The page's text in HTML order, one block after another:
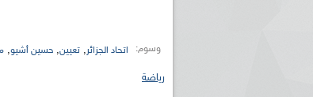
وسوم: اتحاد الجزائر, تعيين, حسين أشيو,
رياضة